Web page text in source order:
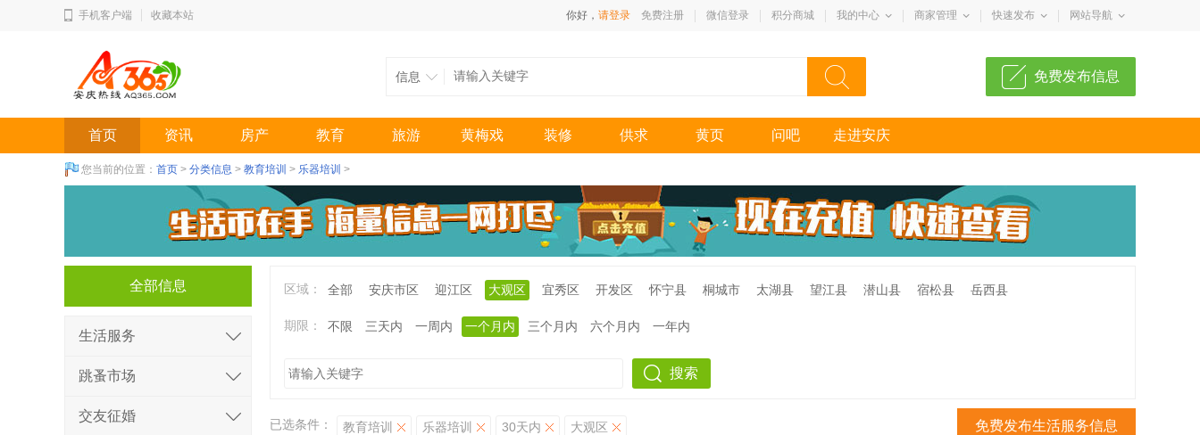
手机客户端 收藏本站 你好， 请登录 免费注册 微信登录 积分商城 我的中心 商家管理 快速发布 网站导航
信息 免费发布信息
首页 资讯 房产 教育 旅游 黄梅戏 装修 供求 黄页 问吧 走进安庆
您当前的位置： 首页 > 分类信息 > 教育培训 > 乐器培训 >
区域： 全部 安庆市区 迎江区 大观区 宜秀区 开发区 怀宁县 桐城市 太湖县 望江县 潜山县 宿松县 岳西县
期限： 不限 三天内 一周内 一个月内 三个月内 六个月内 一年内
搜索
已选条件： 教育培训 乐器培训 30天内 大观区 免费发布生活服务信息
全部信息
生活服务
跳蚤市场
交友征婚